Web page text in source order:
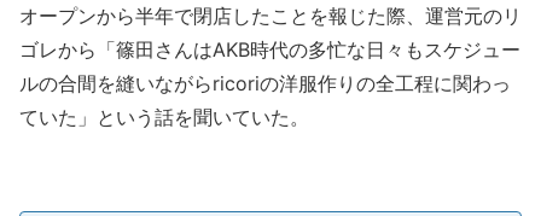
オープンから半年で閉店したことを報じた際、運営元のリ
ゴレから「篠田さんはAKB時代の多忙な日々もスケジュー
ルの合間を縫いながらricoriの洋服作りの全工程に関わっ
ていた」という話を聞いていた。